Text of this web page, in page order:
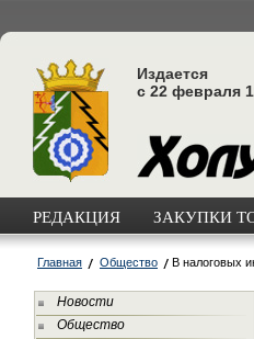
Издается
с 22 февраля
РЕДАКЦИЯ ЗАКУПКИ
Главная Общество В налоговых
Новости
Общество